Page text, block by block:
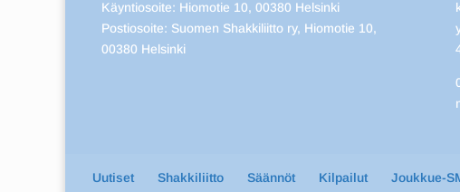
Käyntiosoite: Hiomotie 10, 00380 Helsinki
Postiosoite: Suomen Shakkiliitto ry, Hiomotie 10,
00380 Helsinki
Uutiset Shakkiliitto Säännöt Kilpailut Joukkue-